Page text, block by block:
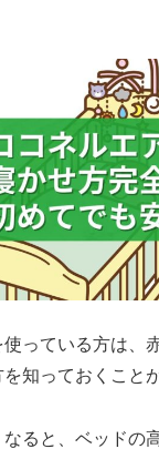
っている方は、
知っておくこと
ると、ベッドの